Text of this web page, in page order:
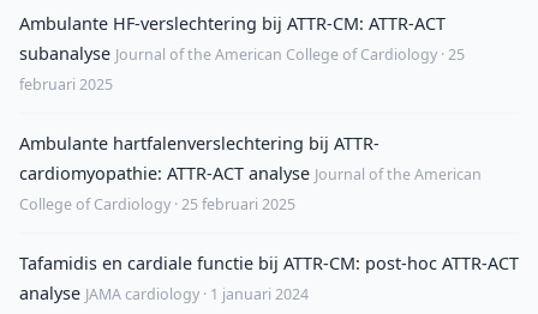
Ambulante HF-verslechtering bij ATTR-CM: ATTR-ACT
subanalyse Journal of the American College of Cardiology · 25
februari 2025
Ambulante hartfalenverslechtering bij ATTR-
cardiomyopathie: ATTR-ACT analyse Journal of the American
College of Cardiology · 25 februari 2025
Tafamidis en cardiale functie bij ATTR-CM: post-hoc ATTR-ACT
analyse JAMA cardiology · 1 januari 2024